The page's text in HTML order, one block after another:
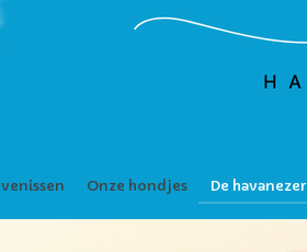
Onze hondjes De havanezer